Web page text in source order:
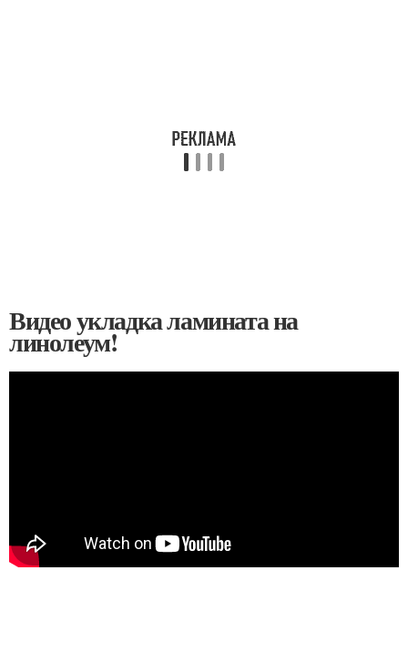
Видео укладка ламината на
линолеум!